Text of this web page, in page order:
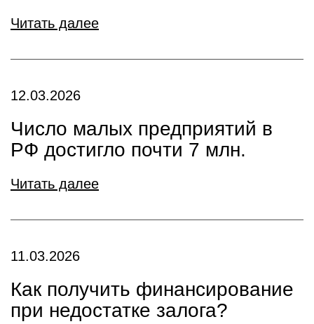
Читать далее
12.03.2026
Число малых предприятий в
РФ достигло почти 7 млн.
Читать далее
11.03.2026
Как получить финансирование
при недостатке залога?